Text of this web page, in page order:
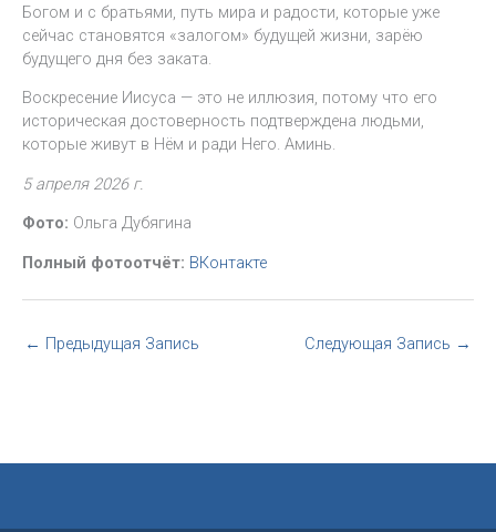
Богом и с братьями, путь мира и радости, которые уже
сейчас становятся «залогом» будущей жизни, зарёю
будущего дня без заката.
Воскресение Иисуса — это не иллюзия, потому что его
историческая достоверность подтверждена людьми,
которые живут в Нём и ради Него. Аминь.
5 апреля 2026 г.
Фото: Ольга Дубягина
Полный фотоотчёт: ВКонтакте
← Предыдущая Запись Следующая Запись →